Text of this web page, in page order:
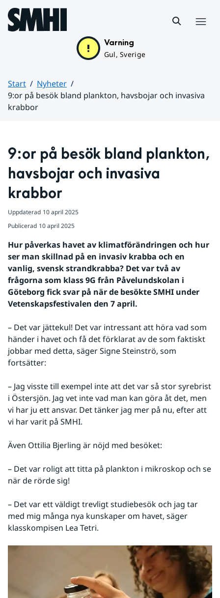
Hoppa till sidans innehåll
Varning
Gul, Sverige
Start
Nyheter
9:or på besök bland plankton, havsbojar och invasiva
krabbor
9:or på besök bland plankton,
havsbojar och invasiva
krabbor
Uppdaterad 10 april 2025
Publicerad 10 april 2025
Hur påverkas havet av klimatförändringen och hur
ser man skillnad på en invasiv krabba och en
vanlig, svensk strandkrabba? Det var två av
frågorna som klass 9G från Påvelundskolan i
Göteborg fick svar på när de besökte SMHI under
Vetenskapsfestivalen den 7 april.
– Det var jättekul! Det var intressant att höra vad som
händer i havet och få det förklarat av de som faktiskt
jobbar med detta, säger Signe Steinströ, som
fortsätter:
– Jag visste till exempel inte att det var så stor syrebrist
i Östersjön. Jag vet inte vad man kan göra åt det, men
vi har ju ett ansvar. Det tänker jag mer på nu, efter att
vi har varit på SMHI.
Även Ottilia Bjerling är nöjd med besöket:
– Det var roligt att titta på plankton i mikroskop och se
när de rörde sig!
– Det var ett väldigt trevligt studiebesök och jag tar
med mig många nya kunskaper om havet, säger
klasskompisen Lea Tetri.